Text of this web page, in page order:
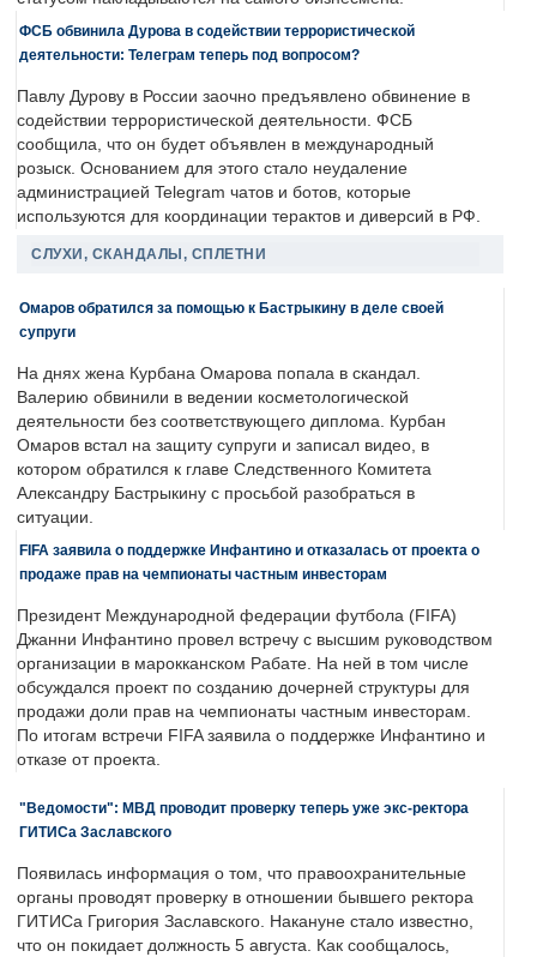
ФСБ обвинила Дурова в содействии террористической
деятельности: Телеграм теперь под вопросом?
Павлу Дурову в России заочно предъявлено обвинение в
содействии террористической деятельности. ФСБ
сообщила, что он будет объявлен в международный
розыск. Основанием для этого стало неудаление
администрацией Telegram чатов и ботов, которые
используются для координации терактов и диверсий в РФ.
СЛУХИ, СКАНДАЛЫ, СПЛЕТНИ
Омаров обратился за помощью к Бастрыкину в деле своей
супруги
На днях жена Курбана Омарова попала в скандал.
Валерию обвинили в ведении косметологической
деятельности без соответствующего диплома. Курбан
Омаров встал на защиту супруги и записал видео, в
котором обратился к главе Следственного Комитета
Александру Бастрыкину с просьбой разобраться в
ситуации.
FIFA заявила о поддержке Инфантино и отказалась от проекта о
продаже прав на чемпионаты частным инвесторам
Президент Международной федерации футбола (FIFA)
Джанни Инфантино провел встречу с высшим руководством
организации в марокканском Рабате. На ней в том числе
обсуждался проект по созданию дочерней структуры для
продажи доли прав на чемпионаты частным инвесторам.
По итогам встречи FIFA заявила о поддержке Инфантино и
отказе от проекта.
"Ведомости": МВД проводит проверку теперь уже экс-ректора
ГИТИСа Заславского
Появилась информация о том, что правоохранительные
органы проводят проверку в отношении бывшего ректора
ГИТИСа Григория Заславского. Накануне стало известно,
что он покидает должность 5 августа. Как сообщалось,